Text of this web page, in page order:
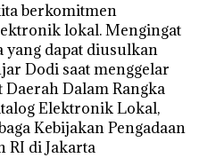
berkomitmen
lokal. Mengingat
dapat diusulkan
Dodi saat menggelar
Dalam Rangka
Elektronik Lokal,
Kebijakan Pengadaan
RI di Jakarta